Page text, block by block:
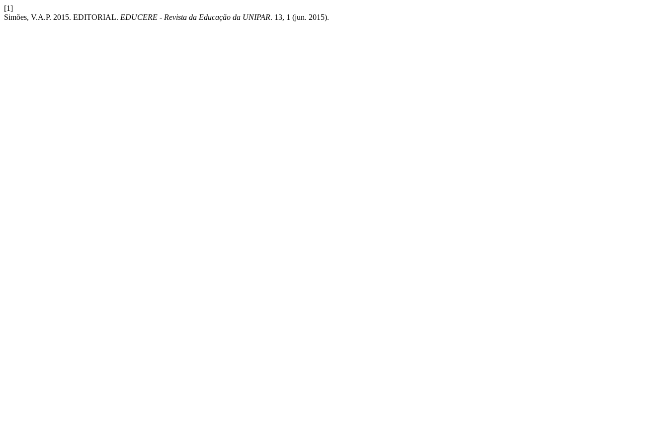
[1]
Simões, V.A.P. 2015. EDITORIAL. EDUCERE - Revista da Educação da UNIPAR. 13, 1 (jun. 2015).